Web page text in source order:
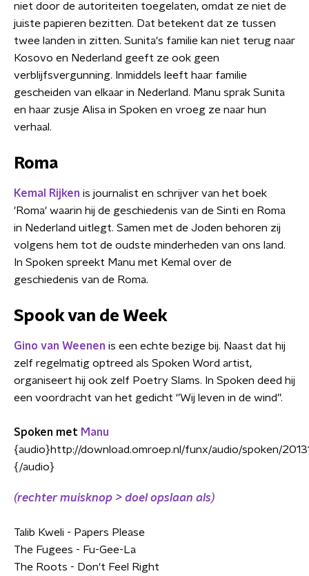
niet door de autoriteiten toegelaten, omdat ze niet de
juiste papieren bezitten. Dat betekent dat ze tussen
twee landen in zitten. Sunita's familie kan niet terug naar
Kosovo en Nederland geeft ze ook geen
verblijfsvergunning. Inmiddels leeft haar familie
gescheiden van elkaar in Nederland. Manu sprak Sunita
en haar zusje Alisa in Spoken en vroeg ze naar hun
verhaal.
Roma
Kemal Rijken is journalist en schrijver van het boek
'Roma' waarin hij de geschiedenis van de Sinti en Roma
in Nederland uitlegt. Samen met de Joden behoren zij
volgens hem tot de oudste minderheden van ons land.
In Spoken spreekt Manu met Kemal over de
geschiedenis van de Roma.
Spook van de Week
Gino van Weenen is een echte bezige bij. Naast dat hij
zelf regelmatig optreed als Spoken Word artist,
organiseert hij ook zelf Poetry Slams. In Spoken deed hij
een voordracht van het gedicht ‘’Wij leven in de wind’’.
Spoken met Manu
{audio}http://download.omroep.nl/funx/audio/spoken/
{/audio}
(rechter muisknop > doel opslaan als)
Talib Kweli - Papers Please
The Fugees - Fu-Gee-La
The Roots - Don't Feel Right